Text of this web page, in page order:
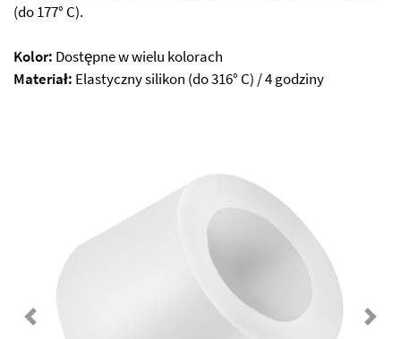
(do 177° C).
Kolor: Dostępne w wielu kolorach
Materiał: Elastyczny silikon (do 316° C) / 4 godziny
Previous Next